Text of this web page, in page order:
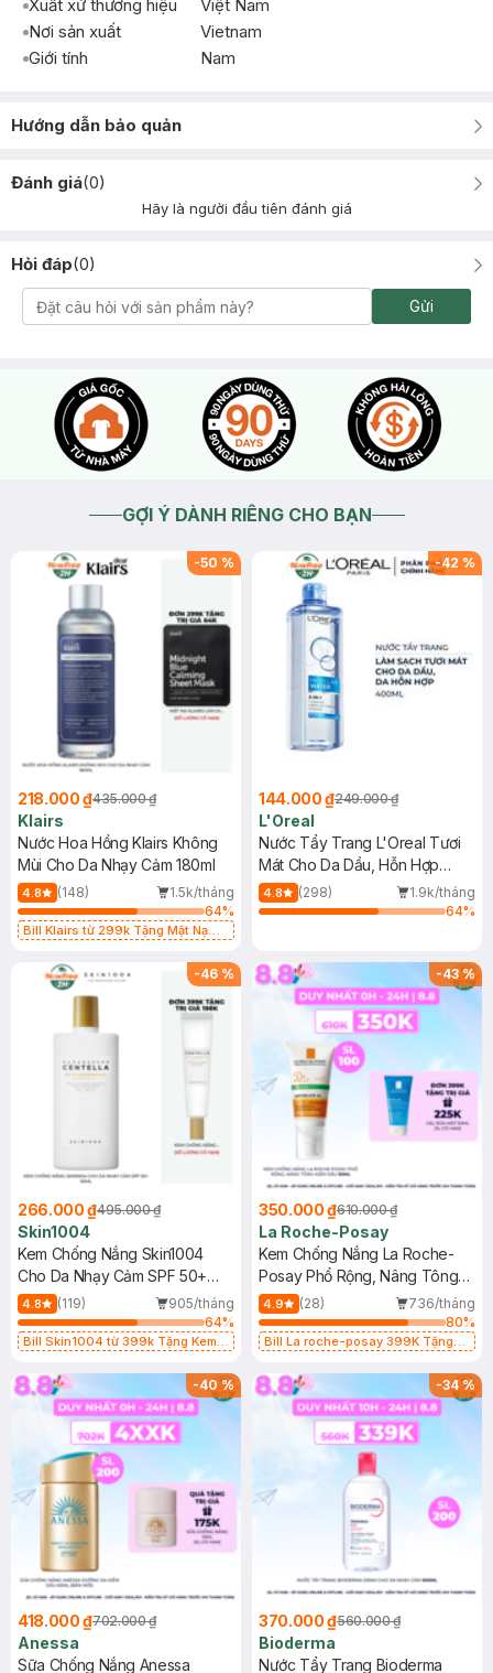
Xuất xứ thương hiệu
Việt Nam
Nơi sản xuất
Vietnam
Giới tính
Nam
Hướng dẫn bảo quản
Đánh giá(0)
Hãy là người đầu tiên đánh giá
Hỏi đáp(0)
Gửi
GỢI Ý DÀNH RIÊNG CHO BẠN
-50 %
218.000 ₫435.000 ₫
Klairs
Nước Hoa Hồng Klairs Không
Mùi Cho Da Nhạy Cảm 180ml
4.8 (148)
1.5k/tháng
64%
Bill Klairs từ 299k Tặng Mặt Nạ
25ml (SL Có Hạn)
-42 %
144.000 ₫249.000 ₫
L'Oreal
Nước Tẩy Trang L'Oreal Tươi
Mát Cho Da Dầu, Hỗn Hợp
400ml
4.8 (298)
1.9k/tháng
64%
-46 %
266.000 ₫495.000 ₫
Skin1004
Kem Chống Nắng Skin1004
Cho Da Nhạy Cảm SPF 50+
50ml
4.8 (119)
905/tháng
64%
Bill Skin1004 từ 399k Tặng Kem
SPF 50+ 20ml (SL Có Hạn)
-43%
350.000 ₫610.000 ₫
La Roche-Posay
Kem Chống Nắng La Roche-
Posay Phổ Rộng, Nâng Tông
Kiềm Dầu 50ml
4.9 (28)
736/tháng
80%
Bill La roche-posay 399K Tặng
(SL có hạn)
-40%
418.000 ₫702.000 ₫
Anessa
Sữa Chống Nắng Anessa
-34%
370.000 ₫560.000 ₫
Bioderma
Nước Tẩy Trang Bioderma